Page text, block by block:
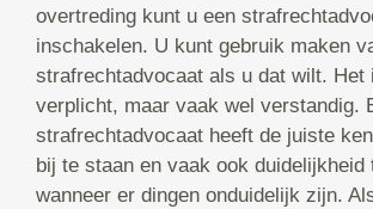
overtreding kunt u een
inschakelen. U kunt gebruik maken
strafrechtadvocaat als u dat wilt. Het
verplicht, maar vaak wel verstandig.
strafrechtadvocaat heeft de juiste
bij te staan en vaak ook duidelijkheid
wanneer er dingen onduidelijk zijn.